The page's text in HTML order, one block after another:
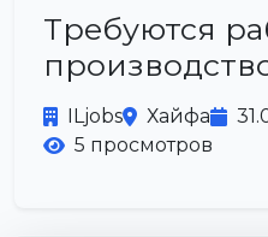
Требуются
ILjobs Хайфа
5 просмотров